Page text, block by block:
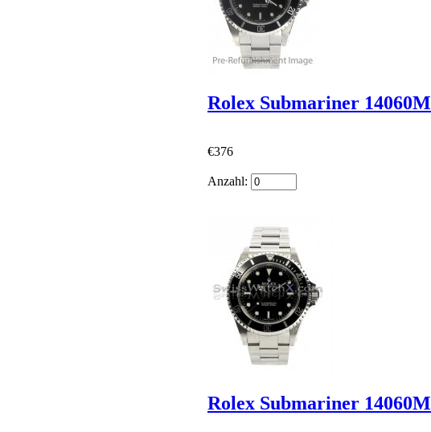
Rolex Submariner 14060M
€376
Anzahl:
Rolex Submariner 14060M